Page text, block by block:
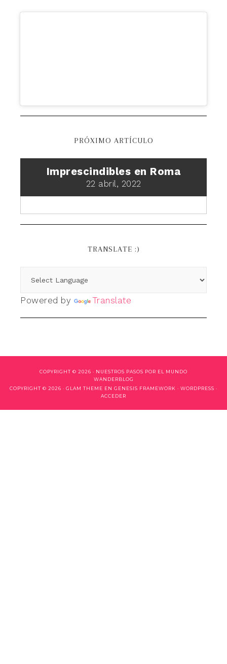
PRÓXIMO ARTÍCULO
Imprescindibles en Roma
22 abril, 2022
TRANSLATE :)
Powered by Translate
COPYRIGHT © 2026 · NUESTROS PASOS POR EL MUNDO
WANDERBLOG
COPYRIGHT © 2026 · GLAM THEME EN GENESIS FRAMEWORK · WORDPRESS ·
ACCEDER